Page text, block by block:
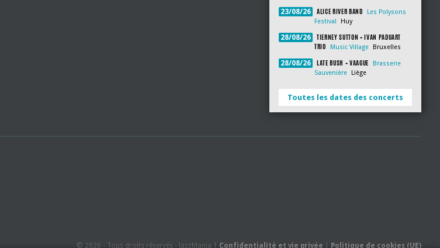
23/08/26 ALICE RIVER BAND
Les Polysons
Festival
Huy
28/08/26
TIERNEY SUTTON + IVAN PADUART
TRIO
Music Village Bruxelles
28/08/26 LATE BUSH + VAAGUE
Brasserie
Sauvenière
Liège
Toutes les dates des concerts
© 2026 - Tous droits réservés - JazzMania | Confidentialité et vie privée Politique de cookies (UE)